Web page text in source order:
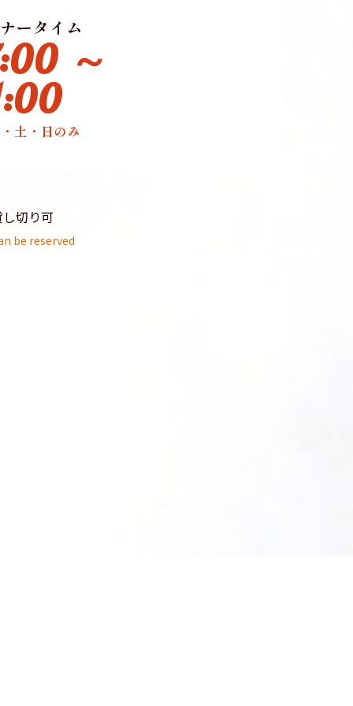
ータイム
～
土・日のみ
切り可
be reserved